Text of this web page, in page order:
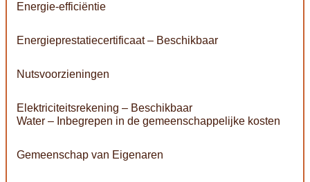
Energie-efficiëntie
Energieprestatiecertificaat – Beschikbaar
Nutsvoorzieningen
Elektriciteitsrekening – Beschikbaar
Water – Inbegrepen in de gemeenschappelijke kosten
Gemeenschap van Eigenaren